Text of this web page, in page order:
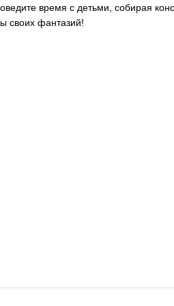
время с детьми, собирая
своих фантазий!